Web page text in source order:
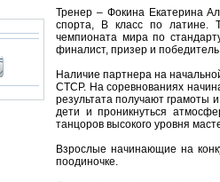
Тренер – Фокина Екатерина
спорта, В класс по латине.
чемпионата мира по
финалист, призер и
Наличие партнера на
СТСР. На соревнованиях
результата получают грамоты
дети и проникнуться
танцоров высокого уровня
Взрослые начинающие на
поодиночке.